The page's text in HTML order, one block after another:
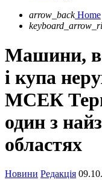
arrow_back Home
Машини,
і купа
МСЕК
один з
областях
Новини Редакція